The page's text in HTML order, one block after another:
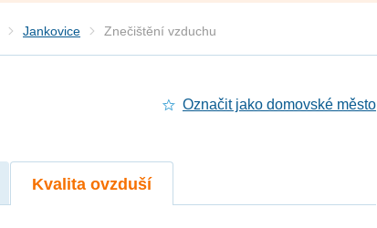
Jankovice Znečištění vzduchu
Označit jako domovské město
Kvalita ovzduší